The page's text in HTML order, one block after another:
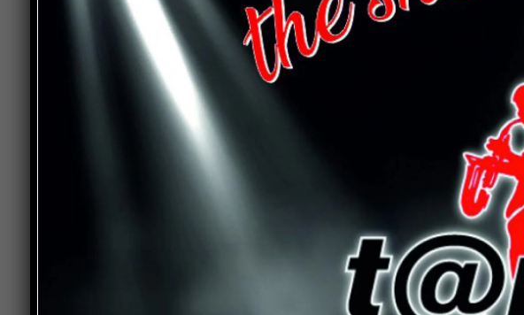
Celestini 72, Cioffi 100, Fiori 86, Giannini 88, Giulietti
Migliorati 80,
Pasqui 83, Pauselli
100 e
96, Testadura 100, Urbanelli
5 B Scientifico: Aquilani 80, Bardi 95,
GIldoni
Piombini 80, Rubini 92, Rumori 93,
Talbi
Bernicchi 71, Bianchini 68, Bruschi 78,
60, Gentili 96,
65,
Sborzacchi 100,
5 A Scientifico delle Scienze Applicate:
75, Gai 90, Giorgi 65,
Maestri 90, Mancini 65, Marconi 72, Martinelli 74, Migliacci